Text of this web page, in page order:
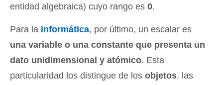
entidad algebraica) cuyo rango es 0.
Para la informática, por último, un escalar es
una variable o una constante que presenta un
dato unidimensional y atómico. Esta
particularidad los distingue de los objetos, las